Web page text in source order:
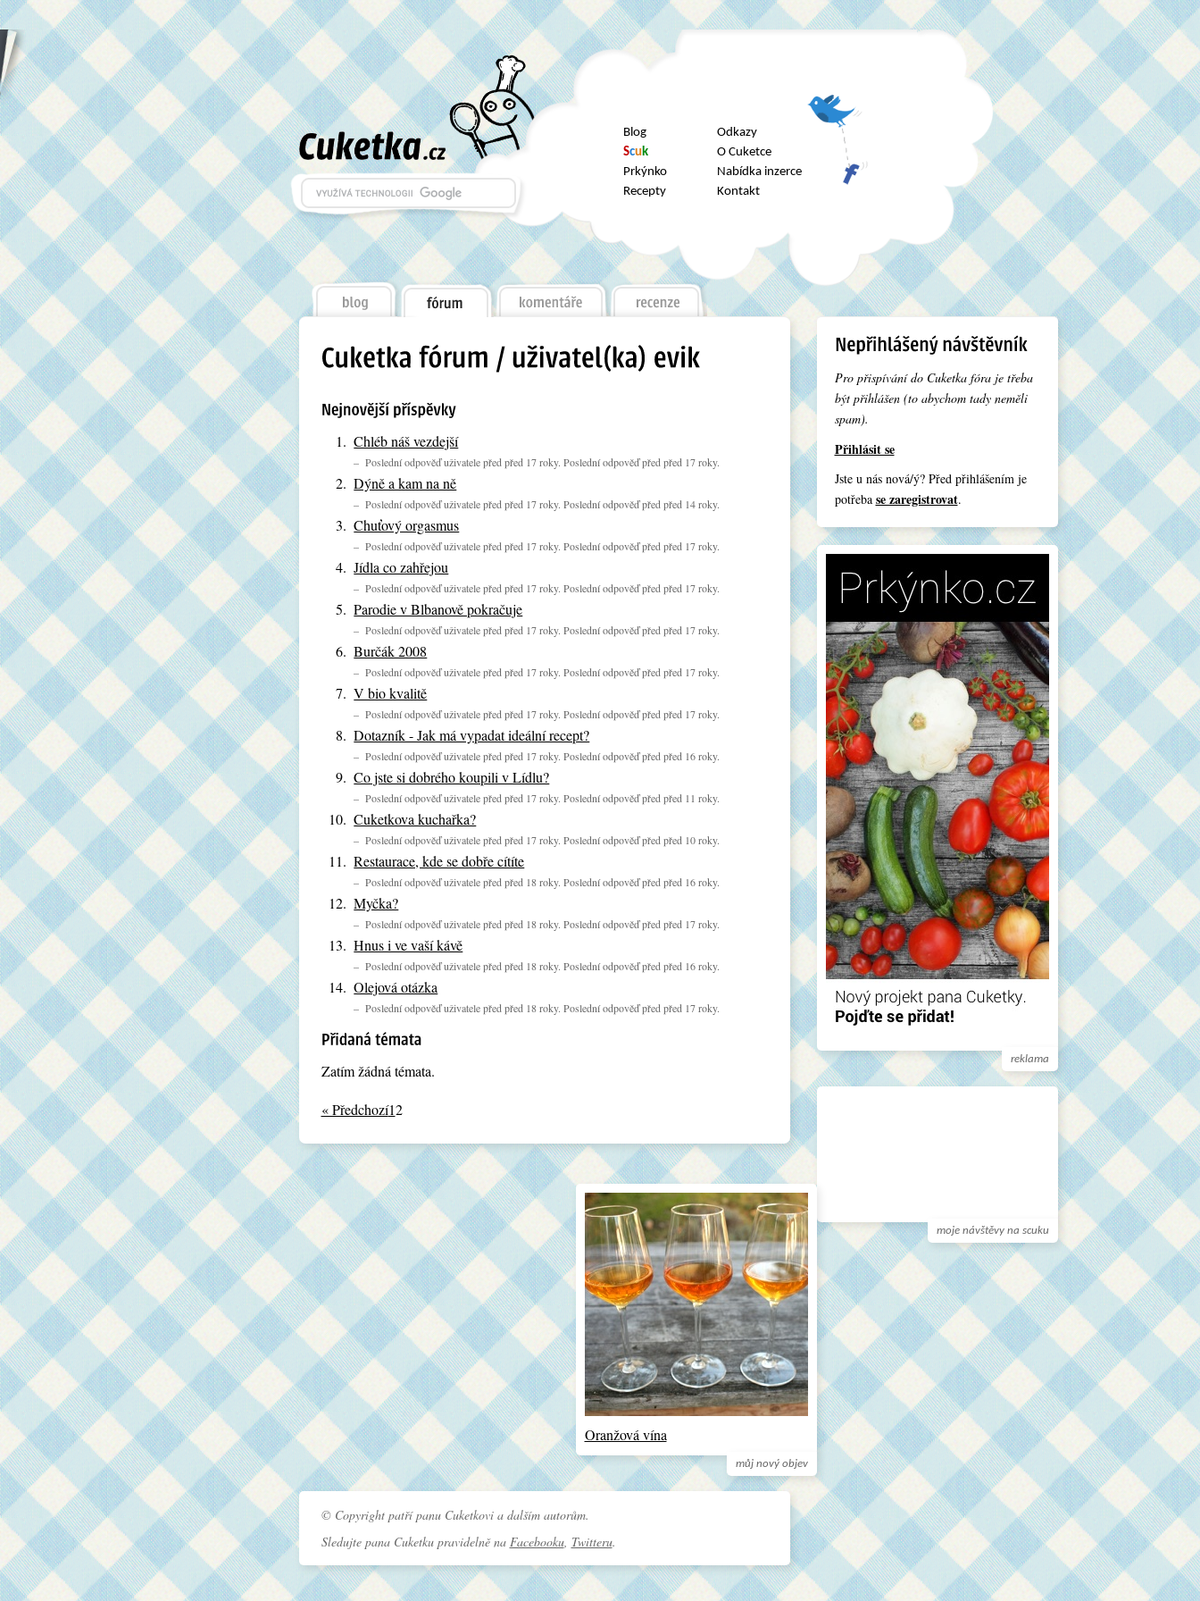
Blog
Scuk
Prkýnko
Recepty
Odkazy
O Cuketce
Nabídka inzerce
Kontakt
Chléb náš vezdejší
– Poslední odpověď uživatele před před 17 roky. Poslední odpověď před před 17 roky.
Dýně a kam na ně
– Poslední odpověď uživatele před před 17 roky. Poslední odpověď před před 14 roky.
Chuťový orgasmus
– Poslední odpověď uživatele před před 17 roky. Poslední odpověď před před 17 roky.
Jídla co zahřejou
– Poslední odpověď uživatele před před 17 roky. Poslední odpověď před před 17 roky.
Parodie v Blbanově pokračuje
– Poslední odpověď uživatele před před 17 roky. Poslední odpověď před před 17 roky.
Burčák 2008
– Poslední odpověď uživatele před před 17 roky. Poslední odpověď před před 17 roky.
V bio kvalitě
– Poslední odpověď uživatele před před 17 roky. Poslední odpověď před před 17 roky.
Dotazník - Jak má vypadat ideální recept?
– Poslední odpověď uživatele před před 17 roky. Poslední odpověď před před 16 roky.
Co jste si dobrého koupili v Lídlu?
– Poslední odpověď uživatele před před 17 roky. Poslední odpověď před před 11 roky.
Cuketkova kuchařka?
– Poslední odpověď uživatele před před 17 roky. Poslední odpověď před před 10 roky.
Restaurace, kde se dobře cítíte
– Poslední odpověď uživatele před před 18 roky. Poslední odpověď před před 16 roky.
Myčka?
– Poslední odpověď uživatele před před 18 roky. Poslední odpověď před před 17 roky.
Hnus i ve vaší kávě
– Poslední odpověď uživatele před před 18 roky. Poslední odpověď před před 16 roky.
Olejová otázka
– Poslední odpověď uživatele před před 18 roky. Poslední odpověď před před 17 roky.
Zatím žádná témata.
« Předchozí12
Pro přispívání do Cuketka fóra je třeba
být přihlášen (to abychom tady neměli
spam).
Přihlásit se
Jste u nás nová/ý? Před přihlášením je
potřeba se zaregistrovat.
reklama
moje návštěvy na scuku
můj nový objev
Oranžová vína
© Copyright patří panu Cuketkovi a dalším autorům.
Sledujte pana Cuketku pravidelně na Facebooku, Twitteru.